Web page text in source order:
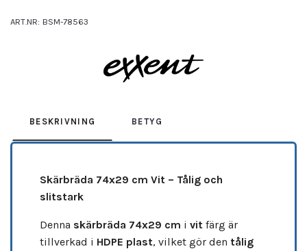
ART.NR: BSM-78563
BESKRIVNING BETYG
Skärbräda 74x29 cm Vit – Tålig och
slitstark
Denna skärbräda 74x29 cm i vit färg är
tillverkad i HDPE plast, vilket gör den tålig